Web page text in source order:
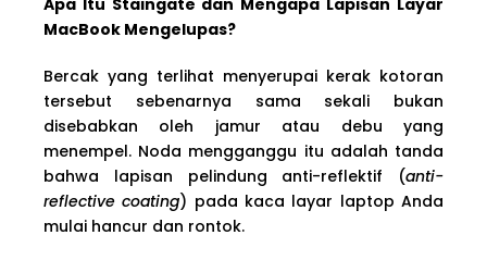
MacBook Mengelupas?
Bercak yang terlihat menyerupai kerak kotoran
tersebut sebenarnya sama sekali bukan
disebabkan oleh jamur atau debu yang
menempel. Noda mengganggu itu adalah tanda
bahwa lapisan pelindung anti-reflektif (anti-
reflective coating) pada kaca layar laptop Anda
mulai hancur dan rontok.